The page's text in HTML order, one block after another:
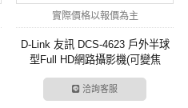
實際價格以報價為主
D-Link 友訊 DCS-4623 戶外半球
型Full HD網路攝影機(可變焦
2.8~12mm)
洽詢客服